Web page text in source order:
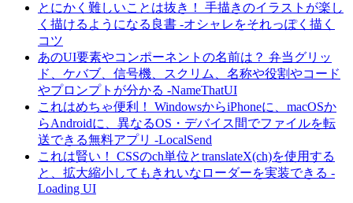
とにかく難しいことは抜き！ 手描きのイラストが楽し
く描けるようになる良書 -オシャレをそれっぽく描く
コツ
あのUI要素やコンポーネントの名前は？ 弁当グリッ
ド、ケバブ、信号機、スクリム、名称や役割やコード
やプロンプトが分かる -NameThatUI
これはめちゃ便利！ WindowsからiPhoneに、macOSか
らAndroidに、異なるOS・デバイス間でファイルを転
送できる無料アプリ -LocalSend
これは賢い！ CSSのch単位とtranslateX(ch)を使用する
と、拡大縮小してもきれいなローダーを実装できる -
Loading UI